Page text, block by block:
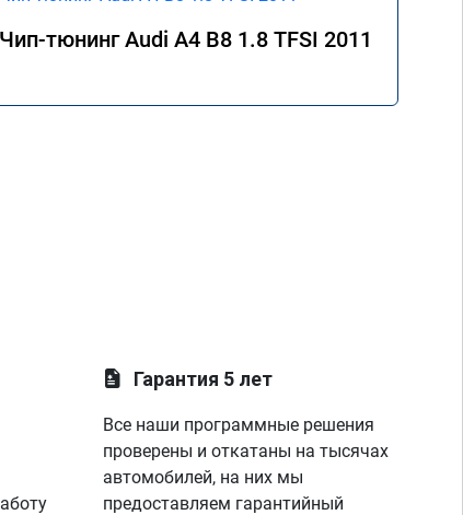
Чип-тюнинг Audi A4 B8 1.8 TFSI 2011
Гарантия 5 лет
Все наши программные решения
проверены и откатаны на тысячах
автомобилей, на них мы
предоставляем гарантийный